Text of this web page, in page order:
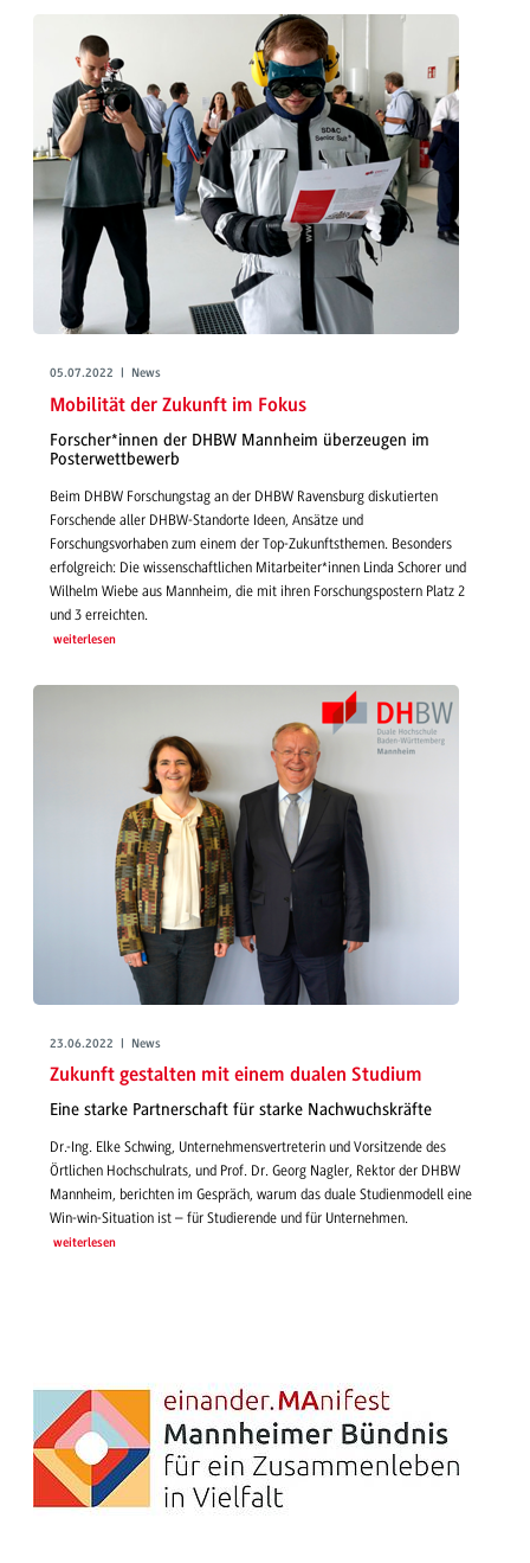
05.07.2022 | News
Mobilität der Zukunft im Fokus
Forscher*innen der DHBW Mannheim überzeugen im
Posterwettbewerb
Beim DHBW Forschungstag an der DHBW Ravensburg diskutierten
Forschende aller DHBW-Standorte Ideen, Ansätze und
Forschungsvorhaben zum einem der Top-Zukunftsthemen. Besonders
erfolgreich: Die wissenschaftlichen Mitarbeiter*innen Linda Schorer und
Wilhelm Wiebe aus Mannheim, die mit ihren Forschungspostern Platz 2
und 3 erreichten.
weiterlesen
23.06.2022 | News
Zukunft gestalten mit einem dualen Studium
Eine starke Partnerschaft für starke Nachwuchskräfte
Dr.-Ing. Elke Schwing, Unternehmensvertreterin und Vorsitzende des
Örtlichen Hochschulrats, und Prof. Dr. Georg Nagler, Rektor der DHBW
Mannheim, berichten im Gespräch, warum das duale Studienmodell eine
Win-win-Situation ist – für Studierende und für Unternehmen.
weiterlesen